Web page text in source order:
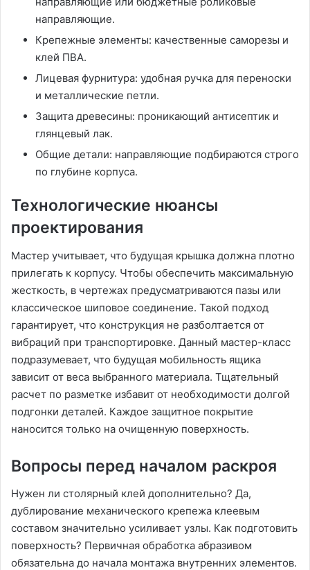
направляющие.
Крепежные элементы: качественные саморезы и
клей ПВА.
Лицевая фурнитура: удобная ручка для переноски
и металлические петли.
Защита древесины: проникающий антисептик и
глянцевый лак.
Общие детали: направляющие подбираются строго
по глубине корпуса.
Технологические нюансы
проектирования
Мастер учитывает, что будущая крышка должна плотно
прилегать к корпусу. Чтобы обеспечить максимальную
жесткость, в чертежах предусматриваются пазы или
классическое шиповое соединение. Такой подход
гарантирует, что конструкция не разболтается от
вибраций при транспортировке. Данный мастер-класс
подразумевает, что будущая мобильность ящика
зависит от веса выбранного материала. Тщательный
расчет по разметке избавит от необходимости долгой
подгонки деталей. Каждое защитное покрытие
наносится только на очищенную поверхность.
Вопросы перед началом раскроя
Нужен ли столярный клей дополнительно? Да,
дублирование механического крепежа клеевым
составом значительно усиливает узлы. Как подготовить
поверхность? Первичная обработка абразивом
обязательна до начала монтажа внутренних элементов.